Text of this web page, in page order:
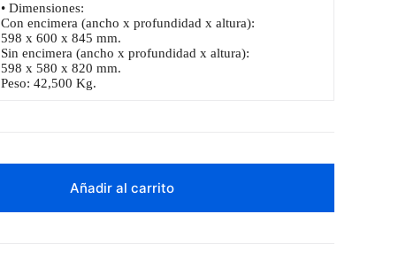
• Dimensiones:
Con encimera (ancho x profundidad x altura):
598 x 600 x 845 mm.
Sin encimera (ancho x profundidad x altura):
598 x 580 x 820 mm.
Peso: 42,500 Kg.
Añadir al carrito